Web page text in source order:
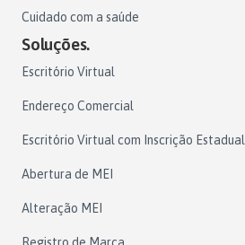
Cuidado com a saúde
Soluções.
Escritório Virtual
Endereço Comercial
Escritório Virtual com Inscrição Estadual
Abertura de MEI
Alteração MEI
Registro de Marca